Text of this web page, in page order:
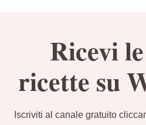
Ricevi
ricette su
Iscriviti al canale gratuito